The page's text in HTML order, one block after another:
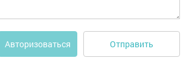
Авторизоваться Отправить